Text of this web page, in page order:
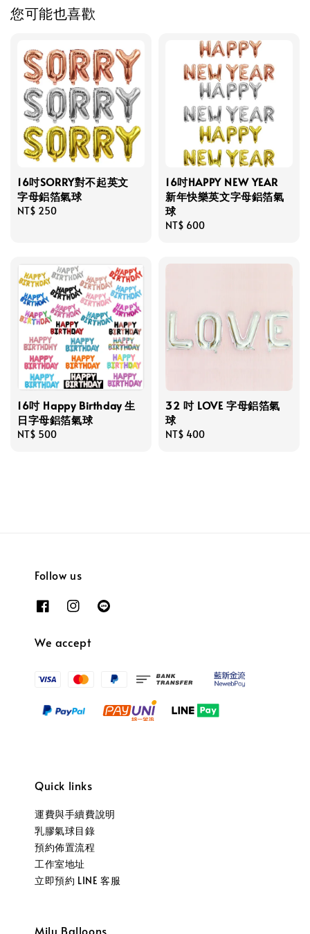
您可能也喜歡
16吋SORRY對不起英文
字母鋁箔氣球
Regular
NT$ 250
16吋HAPPY NEW YEAR
新年快樂英文字母鋁箔氣
球
Regular
NT$ 600
16吋 Happy Birthday 生
日字母鋁箔氣球
Regular
NT$ 500
32 吋 LOVE 字母鋁箔氣
球
Regular
NT$ 400
Follow us
We accept
Quick links
運費與手續費說明
乳膠氣球目錄
預約佈置流程
工作室地址
立即預約 LINE 客服
Milu Balloons